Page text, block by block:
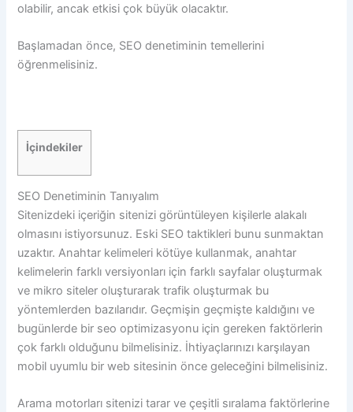
olabilir, ancak etkisi çok büyük olacaktır.
Başlamadan önce, SEO denetiminin temellerini
öğrenmelisiniz.
İçindekiler
SEO Denetiminin Tanıyalım
Sitenizdeki içeriğin sitenizi görüntüleyen kişilerle alakalı
olmasını istiyorsunuz. Eski SEO taktikleri bunu sunmaktan
uzaktır. Anahtar kelimeleri kötüye kullanmak, anahtar
kelimelerin farklı versiyonları için farklı sayfalar oluşturmak
ve mikro siteler oluşturarak trafik oluşturmak bu
yöntemlerden bazılarıdır. Geçmişin geçmişte kaldığını ve
bugünlerde bir seo optimizasyonu için gereken faktörlerin
çok farklı olduğunu bilmelisiniz. İhtiyaçlarınızı karşılayan
mobil uyumlu bir web sitesinin önce geleceğini bilmelisiniz.
Arama motorları sitenizi tarar ve çeşitli sıralama faktörlerine